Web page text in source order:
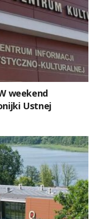
weekend
Ustnej